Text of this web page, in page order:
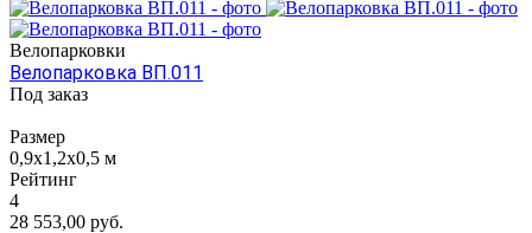
Велопарковки
Велопарковка ВП.011
Под заказ
Размер
0,9х1,2х0,5 м
Рейтинг
4
28 553,00 руб.